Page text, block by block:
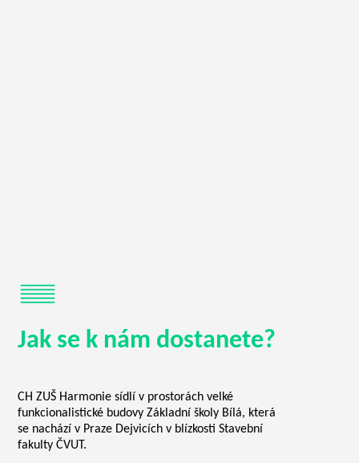
Jak se k nám dostanete?
CH ZUŠ Harmonie sídlí v prostorách velké
funkcionalistické budovy Základní školy Bílá, která
se nachází v Praze Dejvicích v blízkosti Stavební
fakulty ČVUT.